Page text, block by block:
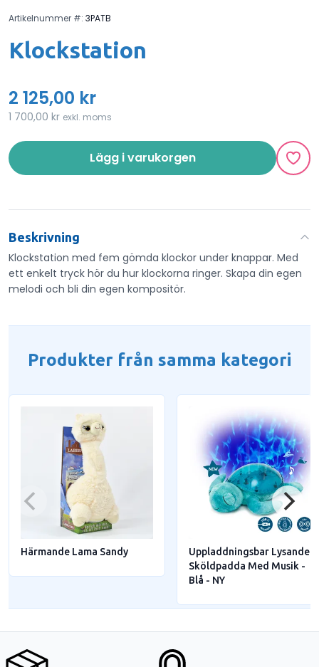
Artikelnummer #: 3PATB
Klockstation
2 125,00 kr
1 700,00 kr exkl. moms
Lägg i varukorgen
Beskrivning
Klockstation med fem gömda klockor under knappar. Med
ett enkelt tryck hör du hur klockorna ringer. Skapa din egen
melodi och bli din egen kompositör.
Produkter från samma kategori
Härmande Lama Sandy
Uppladdningsbar Lysande
Sköldpadda Med Musik -
Blå - NY